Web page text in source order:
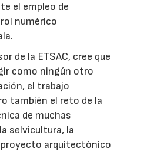
el empleo de
numérico
de la ETSAC, cree que
como ningún otro
el trabajo
también el reto de la
de muchas
selvicultura, la
arquitectónico